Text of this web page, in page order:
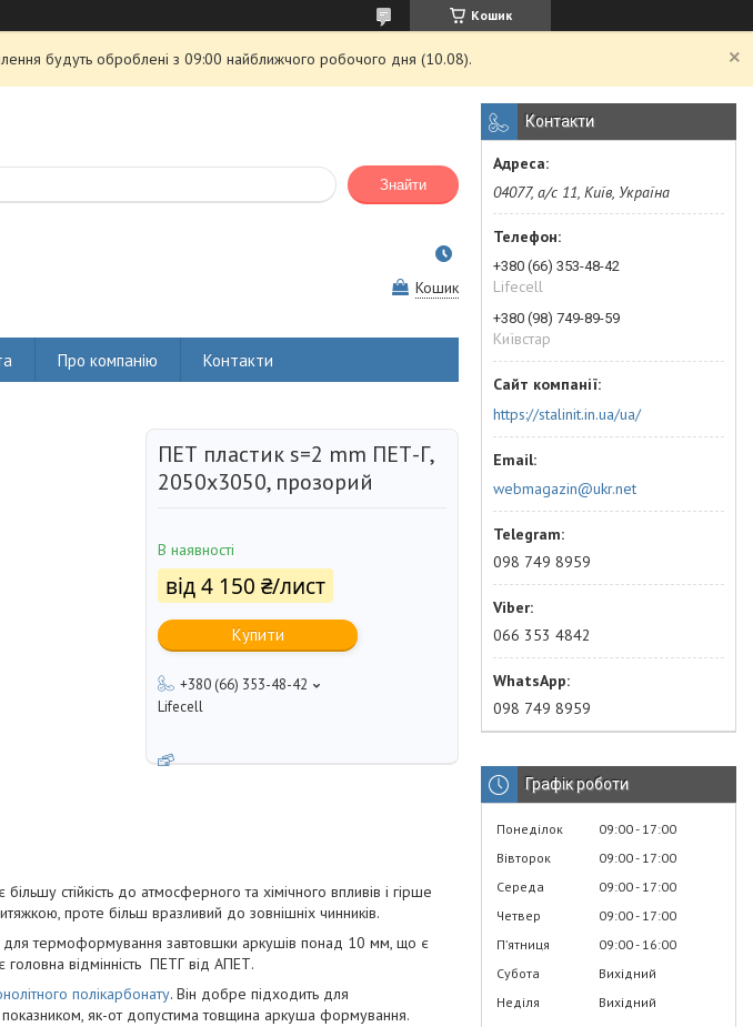
Кошик
будуть оброблені з 09:00 найближчого робочого дня (10.08).
Знайти
Кошик
Про компанію Контакти
ПЕТ пластик s=2 mm ПЕТ-Г,
2050х3050, прозорий
В наявності
від4 150 ₴/лист
Купити
+380 (66) 353-48-42
Lifecell
стійкість до атмосферного та хімічного впливів і гірше
проте більш вразливий до зовнішніх чинників.
для термоформування завтовшки аркушів понад 10 мм, що є
відмінність ПЕТГ від АПЕТ.
полікарбонату. Він добре підходить для
показником, як-от допустима товщина аркуша формування.
Контакти
04077, а/с 11, Київ, Україна
+380 (66) 353-48-42
Lifecell
+380 (98) 749-89-59
Київстар
https://stalinit.in.ua/ua/
webmagazin@ukr.net
098 749 8959
066 353 4842
098 749 8959
Графік роботи
Понеділок 09:00 17:00
Вівторок
09:00 17:00
Середа
09:00 17:00
Четвер
09:00 17:00
Пʼятниця
09:00 16:00
Субота
Вихідний
Неділя
Вихідний